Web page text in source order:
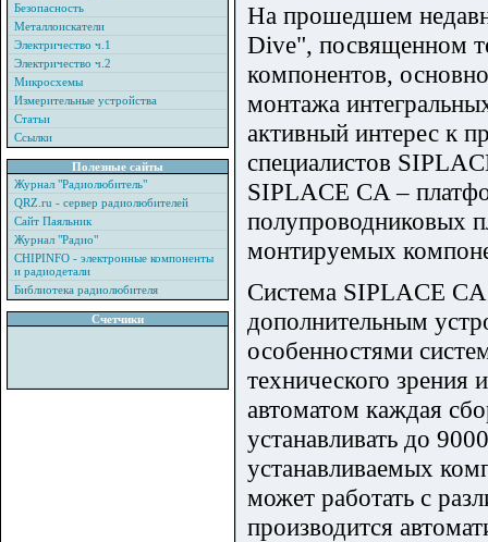
Безопасность
Металлоискатели
Электричество ч.1
Электричество ч.2
Микросхемы
Измерительные устройства
Статьи
Ссылки
Полезные сайты
Журнал "Радиолюбитель"
QRZ.ru - сервер радиолюбителей
Сайт Паяльник
Журнал "Радио"
CHIPINFO - электронные компоненты
и радиодетали
Библиотека радиолюбителя
Счетчики
На прошедшем
Dive", посвященном
компонентов,
монтажа
активный интерес к
специалистов
SIPLACE CA –
полупроводниковых
монтируемых
Система SIPLACE
дополнительным
особенностями
технического
автоматом каждая
устанавливать до
устанавливаемых
может работать с
производится